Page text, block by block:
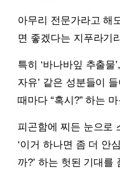
아무리 전문가라고 해
면 좋겠다는 지푸라기
특히 ‘바나바잎 추출물
자유’ 같은 성분들이
때마다 “혹시?” 하는
피곤함에 찌든 눈으로
‘이거 하나면 좀 더 안
까?’ 하는 헛된 기대를